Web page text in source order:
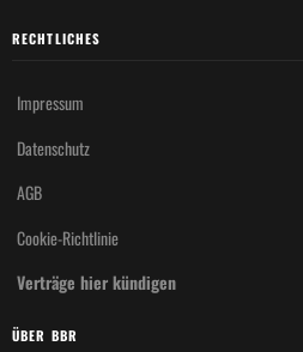
RECHTLICHES
Impressum
Datenschutz
AGB
Cookie-Richtlinie
Verträge hier kündigen
ÜBER BBR